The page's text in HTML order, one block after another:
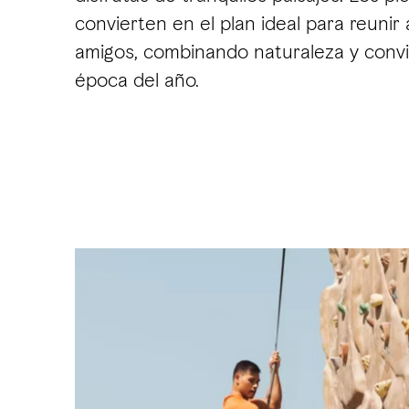
convierten en el plan ideal para reunir
amigos, combinando naturaleza y
época del año.